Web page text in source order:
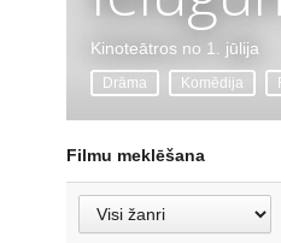
Kinoteātros no 1. jūlija
Drāma Komēdija
Filmu meklēšana